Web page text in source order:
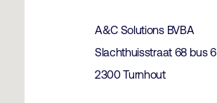
A&C Solutions BVBA
Slachthuisstraat 68 bus 6
2300 Turnhout